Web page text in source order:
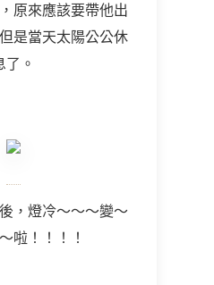
原來應該要帶他出
是當天太陽公公休
了。
，燈冷～～～變～
啦！！！！